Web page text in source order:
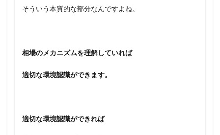
そういう本質的な部分なんですよね。
相場のメカニズムを理解していれば
適切な環境認識ができます。
適切な環境認識ができれば